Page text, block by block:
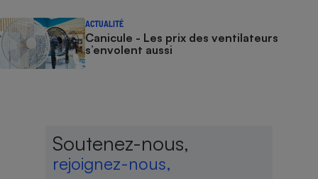
ACTUALITÉ
Canicule - Les prix des ventilateurs
s’envolent aussi
Soutenez-nous,
rejoignez-nous,